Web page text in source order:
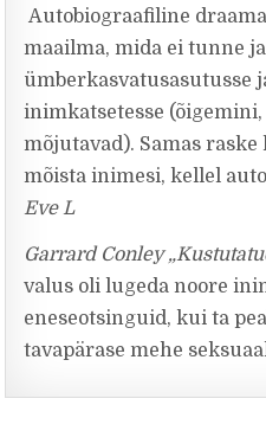
Autobiograafiline
maailma, mida ei tunne
ümberkasvatusasutusse
inimkatsetesse
mõjutavad). Samas
mõista inimesi, kellel
Eve L
Garrard Conley
valus oli lugeda noore
eneseotsinguid, kui ta
tavapärase mehe